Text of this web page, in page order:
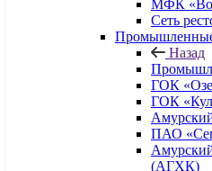
МФК
Сеть
Назад
ГОК
ГОК
ПАО
(АГХК)